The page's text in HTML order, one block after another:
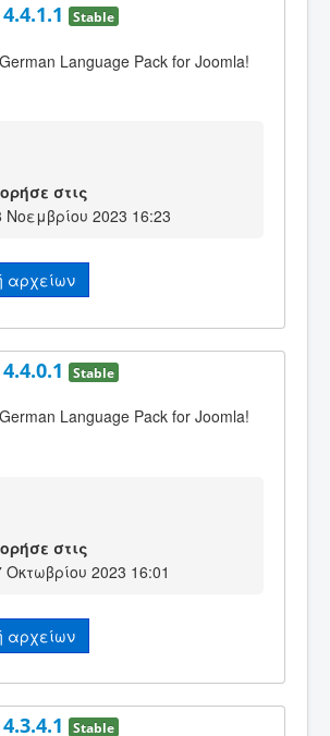
Stable
Language Pack for Joomla!
στις
Νοεμβρίου 2023 16:23
αρχείων
Stable
Language Pack for Joomla!
στις
Οκτωβρίου 2023 16:01
αρχείων
Stable